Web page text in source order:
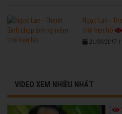
Ngọc Lan -
thời hẹn hò
21/09/2017
VIDEO XEM NHIỀU NHẤT
[